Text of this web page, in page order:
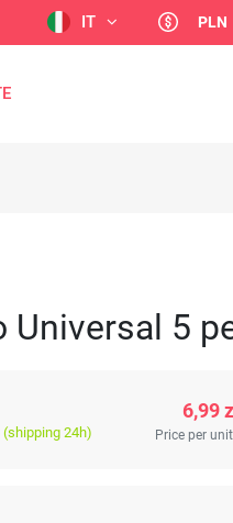
IT PLN
Universal 5
24h)
6,99
Price per